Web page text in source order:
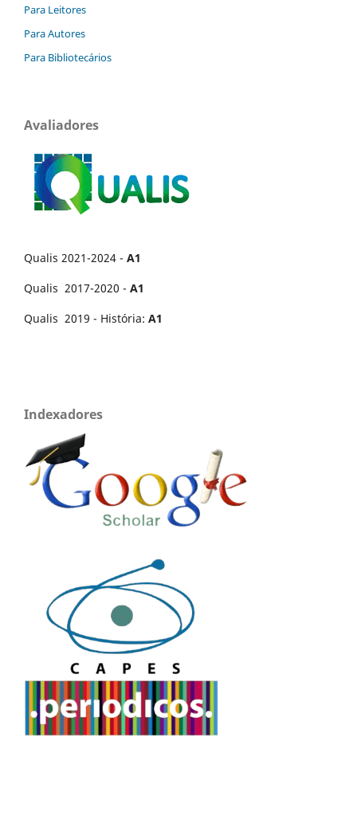
Para Leitores
Para Autores
Para Bibliotecários
Avaliadores
Qualis 2021-2024 - A1
Qualis 2017-2020 - A1
Qualis 2019 - História: A1
Indexadores